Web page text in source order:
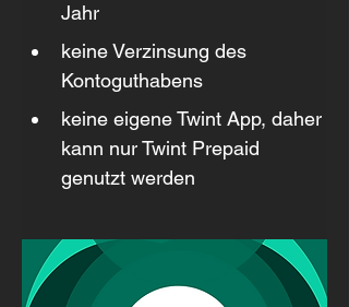
Jahr
keine Verzinsung des
Kontoguthabens
keine eigene Twint App, daher
kann nur Twint Prepaid
genutzt werden